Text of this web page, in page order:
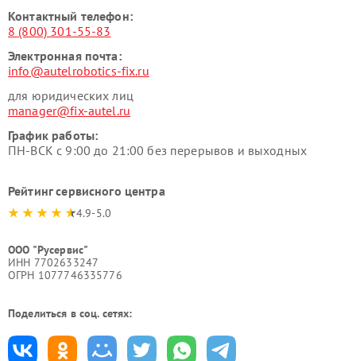
Контактный телефон:
8 (800) 301-55-83
Электронная почта:
info@autelrobotics-fix.ru
для юридических лиц
manager@fix-autel.ru
График работы:
ПН-ВСК с 9:00 до 21:00 без перерывов и выходных
Рейтинг сервисного центра
4.9-5.0
ООО "Русервис"
ИНН 7702633247
ОГРН 1077746335776
Поделиться в соц. сетях: